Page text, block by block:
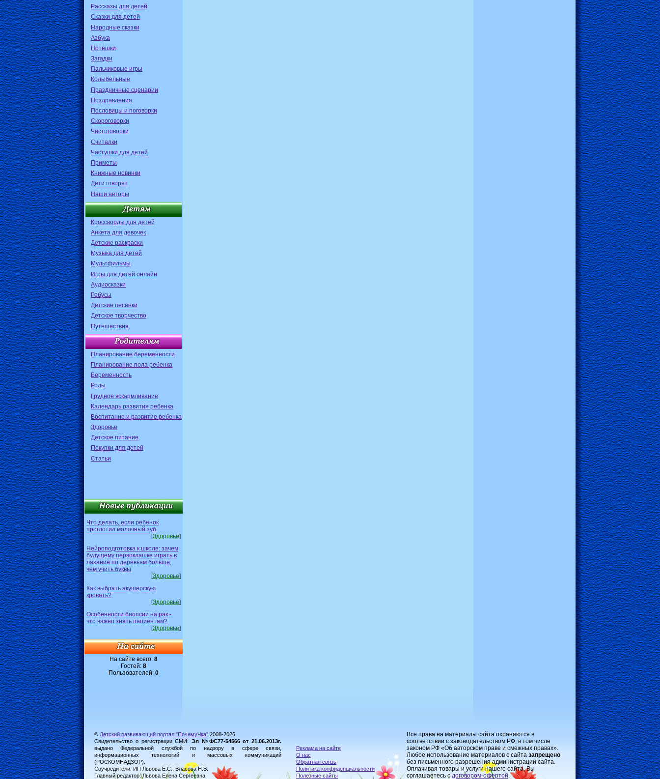
Рассказы для детей
Сказки для детей
Народные сказки
Азбука
Потешки
Загадки
Пальчиковые игры
Колыбельные
Праздничные сценарии
Поздравления
Пословицы и поговорки
Скороговорки
Чистоговорки
Считалки
Частушки для детей
Приметы
Книжные новинки
Дети говорят
Наши авторы
Кроссворды для детей
Анкета для девочек
Детские раскраски
Музыка для детей
Мультфильмы
Игры для детей онлайн
Аудиосказки
Ребусы
Детские песенки
Детское творчество
Путешествия
Планирование беременности
Планирование пола ребенка
Беременность
Роды
Грудное вскармливание
Календарь развития ребенка
Воспитание и развитие ребенка
Здоровье
Детское питание
Покупки для детей
Статьи
Что делать, если ребёнок
проглотил молочный зуб
[Здоровье]
Нейроподготовка к школе: зачем
будущему первоклашке играть в
лазание по деревьям больше,
чем учить буквы
[Здоровье]
Как выбрать акушерскую
кровать?
[Здоровье]
Особенности биопсии на рак -
что важно знать пациентам?
[Здоровье]
На сайте всего: 8
Гостей: 8
Пользователей: 0
© Детский развивающий портал "ПочемуЧка" 2008-2026
Свидетельство о регистрации СМИ: Эл №ФС77-54566 от 21.06.2013г.
выдано Федеральной службой по надзору в сфере связи,
информационных технологий и массовых коммуникаций
(РОСКОМНАДЗОР).
Соучредители: ИП Львова Е.С., Власова Н.В.
Главный редактор: Львова Елена Сергеевна
Реклама на сайте
О нас
Обратная связь
Политика конфиденциальности
Полезные сайты
Все права на материалы сайта охраняются в
соответствии с законодательством РФ, в том числе
законом РФ «Об авторском праве и смежных правах».
Любое использование материалов с сайта запрещено
без письменного разрешения администрации сайта.
Оплачивая товары и услуги нашего сайта, Вы
соглашаетесь с договором-oфертой.